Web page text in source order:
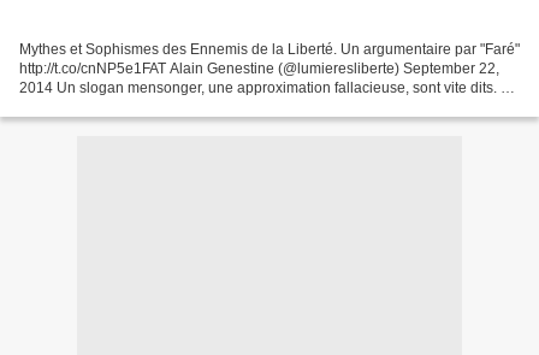
Mythes et Sophismes des Ennemis de la Liberté. Un argumentaire par "Faré"
http://t.co/cnNP5e1FAT Alain Genestine (@lumieresliberte) September 22,
2014 Un slogan mensonger, une approximation fallacieuse, sont vite dits. Un